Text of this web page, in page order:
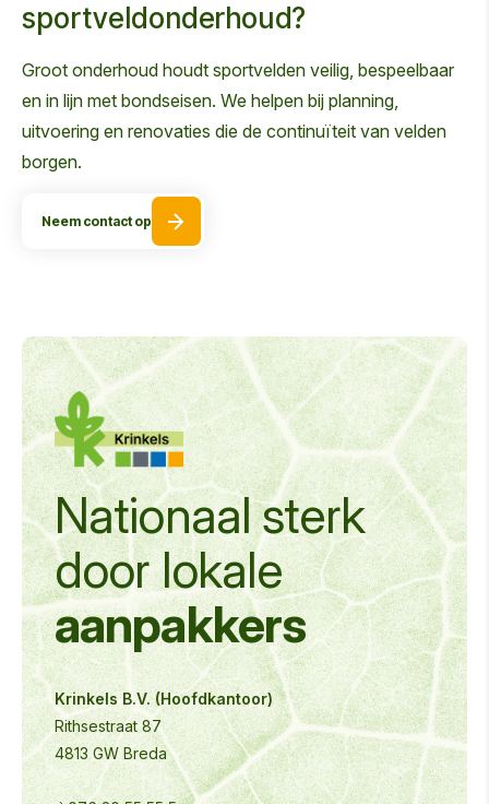
sportveldonderhoud?
Groot onderhoud houdt sportvelden veilig, bespeelbaar
en in lijn met bondseisen. We helpen bij planning,
uitvoering en renovaties die de continuïteit van velden
borgen.
Neem contact op
Nationaal sterk
doorlokale
aanpakkers
Krinkels B.V. (Hoofdkantoor)
Rithsestraat 87
4813 GW Breda